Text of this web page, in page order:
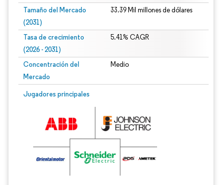
Tamaño del Mercado
(2031)
33.39 Mil millones de dólares
Tasa de crecimiento
(2026 - 2031)
5.41% CAGR
Concentración del
Mercado
Medio
Jugadores principales
Imagen © Mordor Intelligence. El uso requiere atribución según CC BY 4.0.